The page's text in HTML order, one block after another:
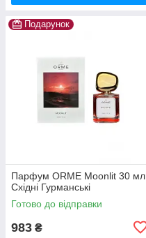
Подарунок
Парфум ORME Moonlit 30 мл
Східні Гурманські
Готово до відправки
983 ₴